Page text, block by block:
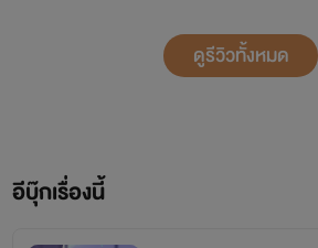
ดูรีวิวทั้งหมด
อีบุ๊กเรื่องนี้